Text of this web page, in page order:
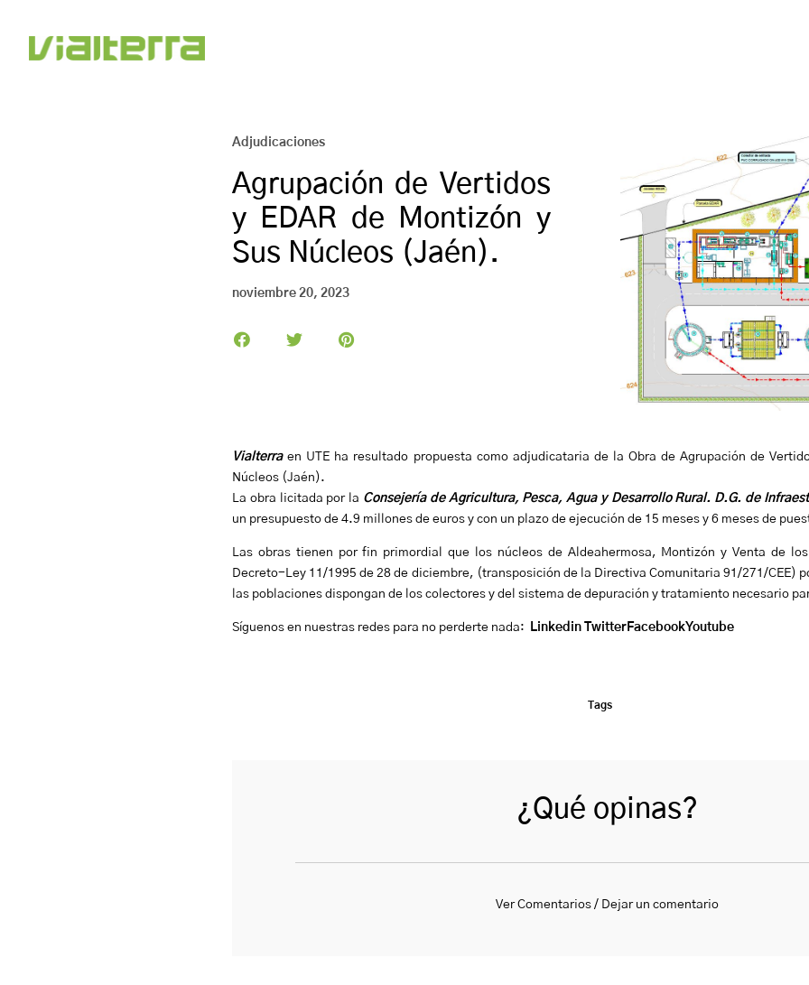
Adjudicaciones
Agrupación de Vertidos
y EDAR de Montizón y
Sus Núcleos (Jaén).
noviembre 20, 2023
Vialterraen UTE ha resultado propuesta como adjudicataria de la Obra de Agrupación de
Núcleos (Jaén).
La obra licitada por la Consejería de Agricultura, Pesca, Agua y Desarrollo Rural. D.G. de
un presupuesto de 4.9 millones de euros y con un plazo de ejecución de 15 meses y 6 meses de
Las obras tienen por fin primordial que los núcleos de Aldeahermosa, Montizón y Venta de
Decreto-Ley 11/1995 de 28 de diciembre, (transposición de la Directiva Comunitaria 91/271/CEE)
las poblaciones dispongan de los colectores y del sistema de depuración y tratamiento necesario
Síguenos en nuestras redes para no perderte nada: Linkedin Twitter FacebookYoutube
Tags
¿Qué opinas?
Ver Comentarios / Dejar un comentario